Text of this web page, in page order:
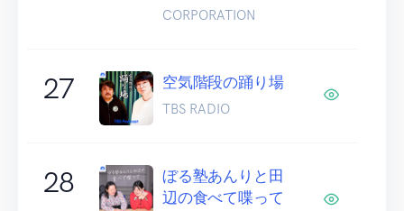
CORPORATION
27 空気階段の踊り場
TBS RADIO
28
ぼる塾あんりと田
辺の食べて喋って